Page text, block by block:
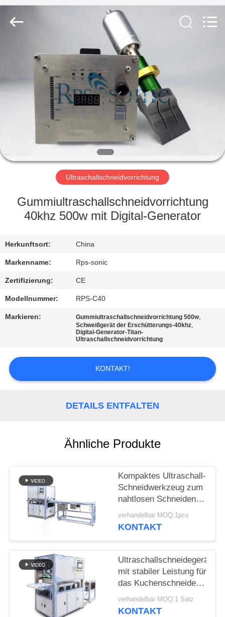
HAUS
PRODUKTE
ÜBER
FABRIK-
AUSFLUG
QUALITÄTSKONTROLLE
TRETEN
SIE
MIT
UNS
IN
VERBINDUNG
NACHRICHTEN
Ltd..
Ultraschallschneidvorrichtung
Gummiultraschallschneidvorrichtung
40khz 500w mit Digital-Generator
Herkunftsort: China
Markenname: Rps-sonic
Zertifizierung: CE
Modellnummer: RPS-C40
Markieren: Gummiultraschallschneidvorrichtung 500w,
Schweißgerät der Erschütterungs-40khz,
Digital-Generator-Titan-
Ultraschallschneidvorrichtung
KONTAKT!
DETAILS ENTFALTEN
Ähnliche Produkte
Kompaktes Ultraschall-
Schneidwerkzeug zum
nahtlosen Schneiden
von synthetischen
Stoffen, nicht gewebten
verhandelbar MOQ:1pcs
KONTAKT
Ultraschallschneidegerät
mit stabiler Leistung für
das Kuchenschneiden
mit breiter Klinge und
einfacher Bedienung
verhandelbar MOQ:1 Satz
KONTAKT